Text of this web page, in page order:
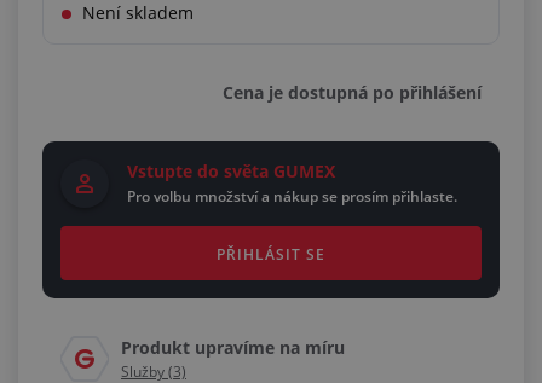
Není skladem
Cena je dostupná po přihlášení
Vstupte do světa GUMEX
Pro volbu množství a nákup se prosím přihlaste.
PŘIHLÁSIT SE
Produkt upravíme na míru
Služby (3)